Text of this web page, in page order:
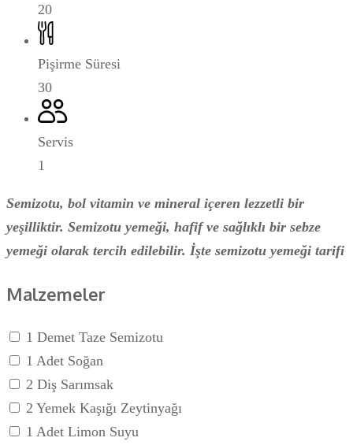
20
Pişirme Süresi
30
Servis
1
Semizotu, bol vitamin ve mineral içeren lezzetli bir
yeşilliktir. Semizotu yemeği, hafif ve sağlıklı bir sebze
yemeği olarak tercih edilebilir. İşte semizotu yemeği tarifi
Malzemeler
1 Demet Taze Semizotu
1 Adet Soğan
2 Diş Sarımsak
2 Yemek Kaşığı Zeytinyağı
1 Adet Limon Suyu